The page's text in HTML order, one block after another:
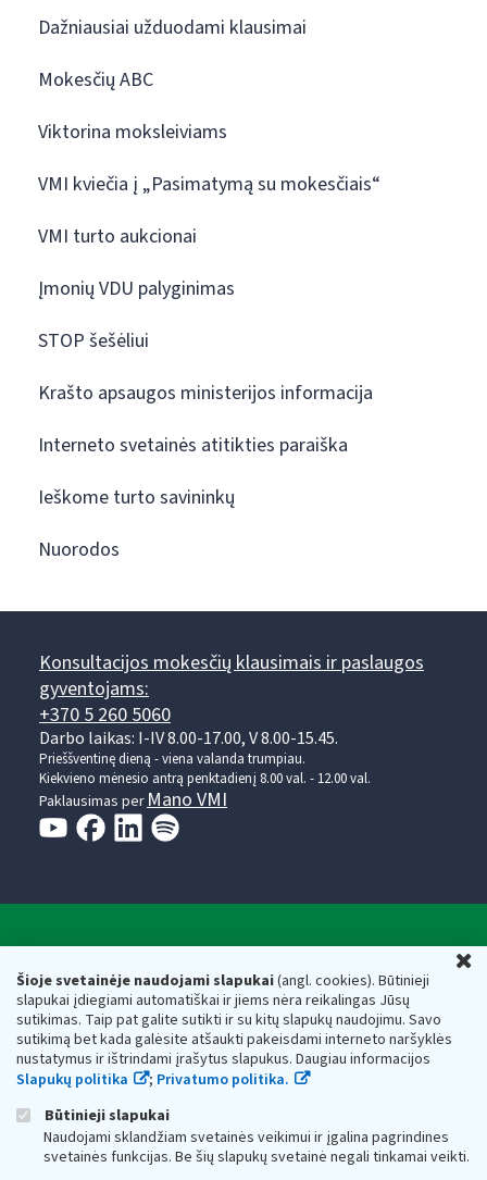
Šioje svetainėje naudojami slapukai(angl. cookies). Būtinieji
slapukai įdiegiami automatiškai ir jiems nėra reikalingas Jūsų
sutikimas. Taip pat galite sutikti ir su kitų slapukų naudojimu. Savo
sutikimą bet kada galėsite atšaukti pakeisdami interneto naršyklės
nustatymus ir ištrindami įrašytus slapukus. Daugiau informacijos
Slapukų politika
; Privatumo politika.
Būtinieji slapukai
Naudojami sklandžiam svetainės veikimui ir įgalina pagrindines
svetainės funkcijas. Be šių slapukų svetainė negali tinkamai veikti.
Dažniausiai užduodami klausimai
Mokesčių ABC
Viktorina moksleiviams
VMI kviečia į „Pasimatymą su mokesčiais“
VMI turto aukcionai
Įmonių VDU palyginimas
STOP šešėliui
Krašto apsaugos ministerijos informacija
Interneto svetainės atitikties paraiška
Ieškome turto savininkų
Nuorodos
Konsultacijos mokesčių klausimais ir paslaugos
gyventojams:
+370 5 260 5060
Darbo laikas: I-IV 8.00-17.00, V 8.00-15.45.
Prieššventinę dieną - viena valanda trumpiau.
Kiekvieno mėnesio antrą penktadienį 8.00 val. - 12.00 val.
Paklausimas per Mano VMI
Respublikos finansų ministerijos
Biudžetinė įstaiga. Juridinio asmens kodas — 188659752,
adresas: Vasario 16-osios g. 14, 01107 Vilnius, Lietuva, el.paštas:
vmi@vmi.lt, E. pristatymo dėžutės adresas 188659752
Duomenys apie Valstybinę mokesčių inspekciją prie Lietuvos
Respublikos finansų ministerijos kaupiami ir saugomi Juridinių